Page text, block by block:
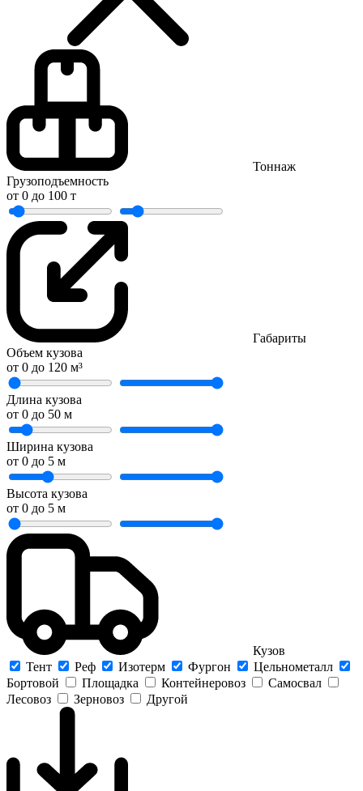
Тоннаж
Грузоподъемность
от 0 до 100 т
Габариты
Объем кузова
от 0 до 120 м³
Длина кузова
от 0 до 50 м
Ширина кузова
от 0 до 5 м
Высота кузова
от 0 до 5 м
Кузов
Тент
Реф Изотерм Фургон
Цельнометалл
Бортовой
Площадка Контейнеровоз
Самосвал
Лесовоз
Зерновоз Другой